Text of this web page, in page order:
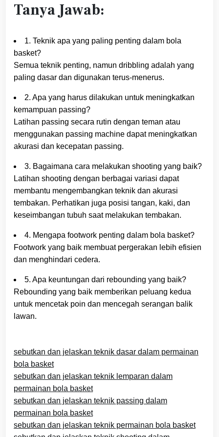
Tanya Jawab:
1. Teknik apa yang paling penting dalam bola
basket?
Semua teknik penting, namun dribbling adalah yang
paling dasar dan digunakan terus-menerus.
2. Apa yang harus dilakukan untuk meningkatkan
kemampuan passing?
Latihan passing secara rutin dengan teman atau
menggunakan passing machine dapat meningkatkan
akurasi dan kecepatan passing.
3. Bagaimana cara melakukan shooting yang baik?
Latihan shooting dengan berbagai variasi dapat
membantu mengembangkan teknik dan akurasi
tembakan. Perhatikan juga posisi tangan, kaki, dan
keseimbangan tubuh saat melakukan tembakan.
4. Mengapa footwork penting dalam bola basket?
Footwork yang baik membuat pergerakan lebih efisien
dan menghindari cedera.
5. Apa keuntungan dari rebounding yang baik?
Rebounding yang baik memberikan peluang kedua
untuk mencetak poin dan mencegah serangan balik
lawan.
sebutkan dan jelaskan teknik dasar dalam permainan
bola basket
sebutkan dan jelaskan teknik lemparan dalam
permainan bola basket
sebutkan dan jelaskan teknik passing dalam
permainan bola basket
sebutkan dan jelaskan teknik permainan bola basket